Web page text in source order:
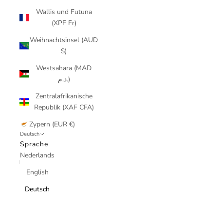
Wallis und Futuna
(XPF Fr)
Weihnachtsinsel (AUD
$)
Westsahara (MAD
د.م.)
Zentralafrikanische
Republik (XAF CFA)
Zypern (EUR €)
Deutsch
Sprache
Nederlands
English
Deutsch